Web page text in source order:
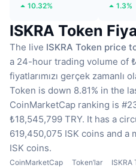
10.32% 1.3%
ISKRA Token
The live ISKRA Token price
a 24-hour trading volume of
fiyatlarımızı gerçek zamanlı
Token is down 8.81% in the
CoinMarketCap ranking is
₺18,545,799 TRY. It has a
619,450,075 ISK coins and a
ISK coins.
CoinMarketCap Token’lar ISKRA